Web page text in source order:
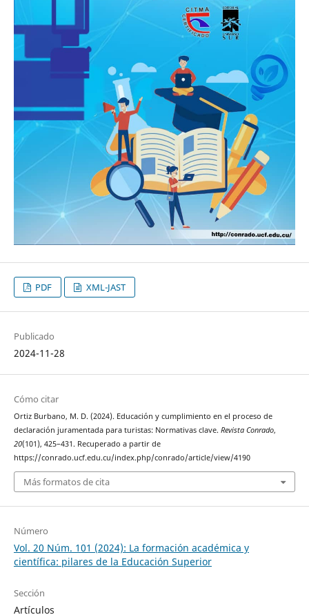
PDF XML-JAST
Publicado
2024-11-28
Cómo citar
Ortiz Burbano, M. D. (2024). Educación y cumplimiento en el proceso de
declaración juramentada para turistas: Normativas clave. Revista Conrado,
20(101), 425–431. Recuperado a partir de
https://conrado.ucf.edu.cu/index.php/conrado/article/view/4190
Más formatos de cita
Número
Vol. 20 Núm. 101 (2024): La formación académica y
científica: pilares de la Educación Superior
Sección
Artículos